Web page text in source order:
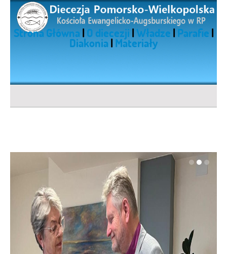
Strona Główna | O diecezji |Władze | Parafie |
Diakonia | Materiały